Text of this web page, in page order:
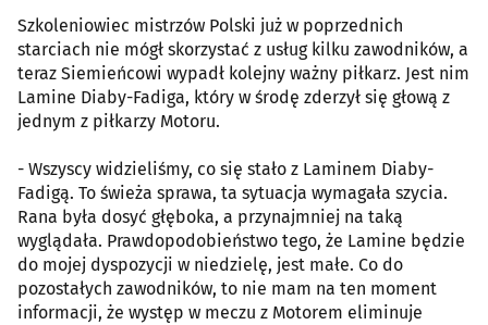
Szkoleniowiec mistrzów Polski już w poprzednich
starciach nie mógł skorzystać z usług kilku zawodników, a
teraz Siemieńcowi wypadł kolejny ważny piłkarz. Jest nim
Lamine Diaby-Fadiga, który w środę zderzył się głową z
jednym z piłkarzy Motoru.
- Wszyscy widzieliśmy, co się stało z Laminem Diaby-
Fadigą. To świeża sprawa, ta sytuacja wymagała szycia.
Rana była dosyć głęboka, a przynajmniej na taką
wyglądała. Prawdopodobieństwo tego, że Lamine będzie
do mojej dyspozycji w niedzielę, jest małe. Co do
pozostałych zawodników, to nie mam na ten moment
informacji, że występ w meczu z Motorem eliminuje